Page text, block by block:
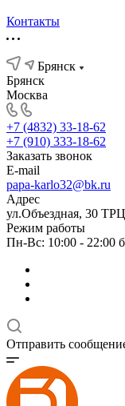
Контакты
Брянск
Брянск
Москва
+7 (4832) 33-18-62
+7 (910) 333-18-62
Заказать звонок
E-mail
papa-karlo32@bk.ru
Адрес
ул.Объездная, 30
Режим работы
Пн-Вс: 10:00 - 22:00
Отправить